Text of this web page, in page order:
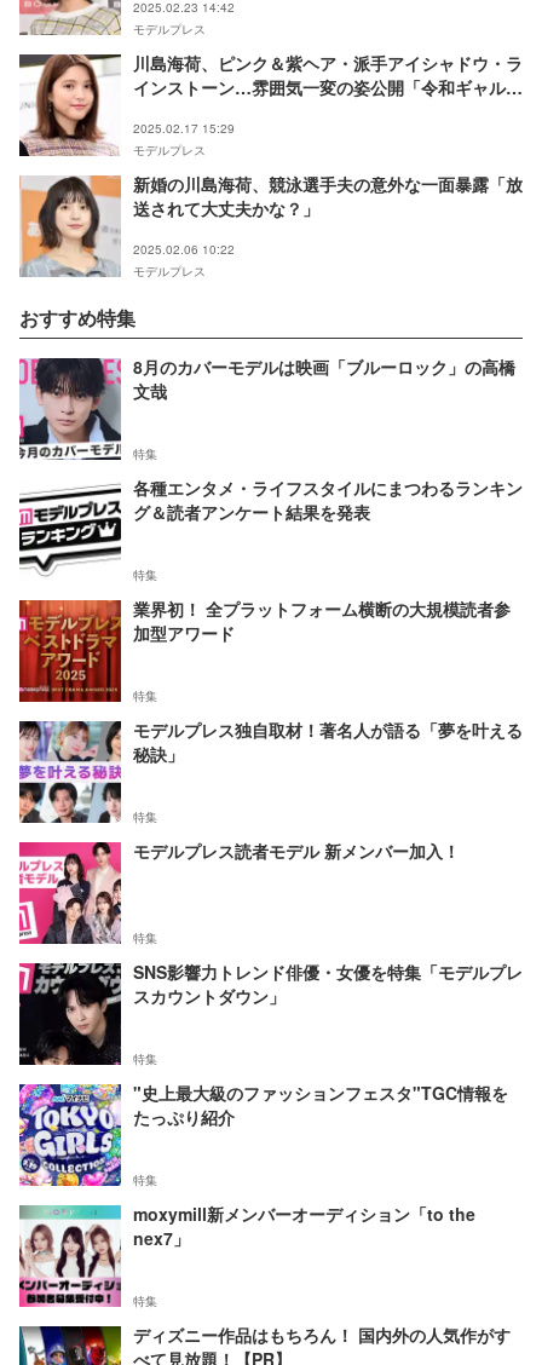
2025.02.23 14:42
モデルプレス
川島海荷、ピンク＆紫ヘア・派手アイシャドウ・ラ
インストーン…雰囲気一変の姿公開「令和ギャルみ
2025.02.17 15:29
モデルプレス
新婚の川島海荷、競泳選手夫の意外な一面暴露「放
送されて大丈夫かな？」
2025.02.06 10:22
モデルプレス
おすすめ特集
8月のカバーモデルは映画「ブルーロック」の高橋
文哉
特集
各種エンタメ・ライフスタイルにまつわるランキン
グ＆読者アンケート結果を発表
特集
業界初！ 全プラットフォーム横断の大規模読者参
加型アワード
特集
モデルプレス独自取材！著名人が語る「夢を叶える
秘訣」
特集
モデルプレス読者モデル 新メンバー加入！
特集
SNS影響力トレンド俳優・女優を特集「モデルプレ
スカウントダウン」
特集
"史上最大級のファッションフェスタ"TGC情報を
たっぷり紹介
特集
moxymill新メンバーオーディション「to the
nex7」
特集
ディズニー作品はもちろん！ 国内外の人気作がす
べて見放題！【PR】